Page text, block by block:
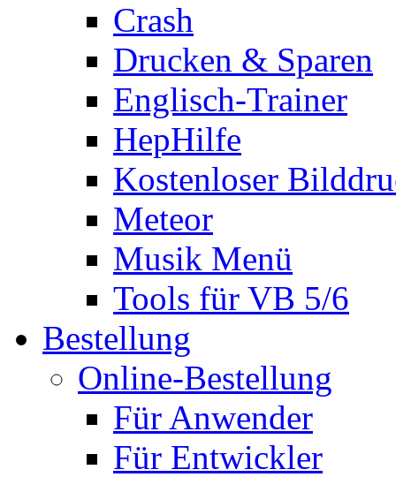
Crash
Drucken & Sparen
Englisch-Trainer
HepHilfe
Kostenloser
Meteor
Musik Menü
Tools für VB 5/6
Bestellung
Online-Bestellung
Für Anwender
Für Entwickler